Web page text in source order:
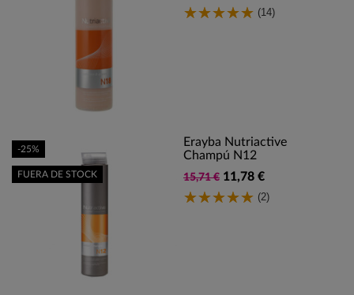
(14)
Erayba Nutriactive
Champú N12
15,71 € 11,78 €
(2)
-25%
FUERA DE STOCK